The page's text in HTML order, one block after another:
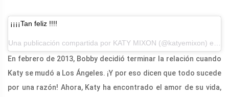
¡¡¡¡Tan feliz !!!!
En febrero de 2013, Bobby decidió terminar la relación cuando
Katy se mudó a Los Ángeles. ¡Y por eso dicen que todo sucede
por una razón! Ahora, Katy ha encontrado el amor de su vida,